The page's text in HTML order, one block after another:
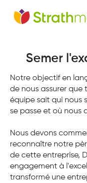
Semer
Notre objectif en
de nous assurer que
équipe sait qui nous
se passe et où nous
Nous devons
reconnaître notre
de cette entreprise,
engagement à
transformé une